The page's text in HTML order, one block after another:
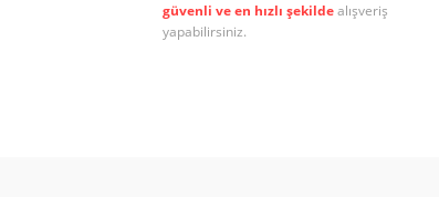
güvenli ve en hızlı şekildealışveriş
yapabilirsiniz.